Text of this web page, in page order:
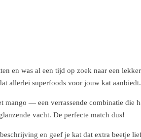
en was al een tijd op zoek naar een
allerlei superfoods voor jouw kat aanbiedt.
mango — een verrassende combinatie die
vacht. De perfecte match dus!
en geef je kat dat extra beetje